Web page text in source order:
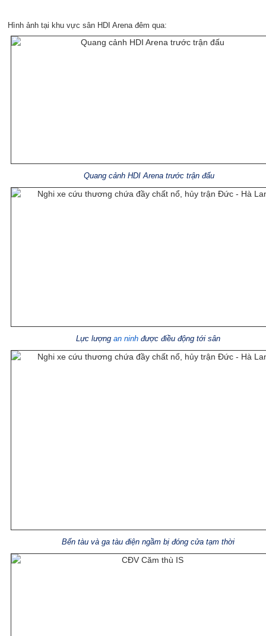
Hình ảnh tại khu vực sân HDI Arena đêm qua:
Quang cảnh HDI Arena trước trận đấu
Lực lượng an ninhđược điều động tới sân
Bến tàu và ga tàu điện ngầm bị đóng cửa tạm thời